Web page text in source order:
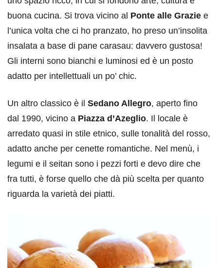
buona cucina. Si trova vicino al Ponte alle Grazie e
l’unica volta che ci ho pranzato, ho preso un’insolita
insalata a base di pane carasau: davvero gustosa!
Gli interni sono bianchi e luminosi ed è un posto
adatto per intellettuali un po’ chic.
Un altro classico è il Sedano Allegro, aperto fino
dal 1990, vicino a Piazza d’Azeglio. Il locale è
arredato quasi in stile etnico, sulle tonalità del rosso,
adatto anche per cenette romantiche. Nel menù, i
legumi e il seitan sono i pezzi forti e devo dire che
fra tutti, è forse quello che dà più scelta per quanto
riguarda la varietà dei piatti.